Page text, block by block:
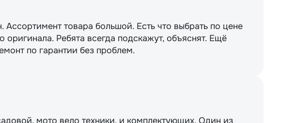
Ассортимент товара большой. Есть что выбрать по цене
оригинала. Ребята всегда подскажут, объяснят. Ещё
по гарантии без проблем.
мото вело техники, и комплектующих. Один из